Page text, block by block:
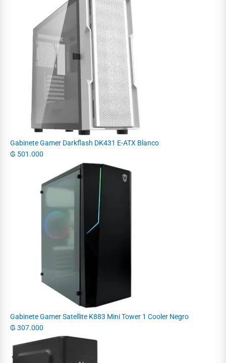
Gabinete Gamer Darkflash DK431 E-ATX Blanco
₲ 501.000
Gabinete Gamer Satellite K883 Mini Tower 1 Cooler Negro
₲ 307.000